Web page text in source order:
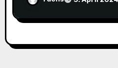
Spitzenpreis!